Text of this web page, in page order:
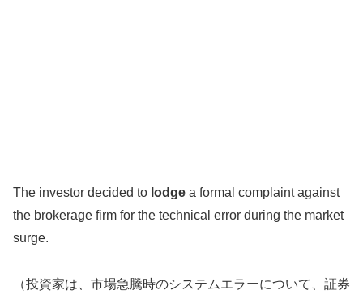
The investor decided to lodge a formal complaint against
the brokerage firm for the technical error during the market
surge.
（投資家は、市場急騰時のシステムエラーについて、証券